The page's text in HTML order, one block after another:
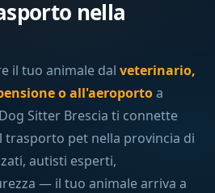
nella
il tuo animale dalveterinario,
o all'aeroportoa
Sitter Brescia ti connette
trasporto pet nella provincia di
autisti esperti,
— il tuo animale arriva a